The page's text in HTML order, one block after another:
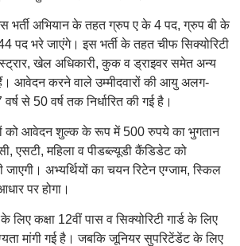
भर्ती अभियान के तहत ग्रुप ए के 4 पद, ग्रुप बी के
पद भरे जाएंगे। इस भर्ती के तहत चीफ सिक्योरिटी
खेल अधिकारी, कुक व ड्राइवर समेत अन्य
आवेदन करने वाले उम्मीदवारों की आयु अलग-
से 50 वर्ष तक निर्धारित की गई है।
को आवेदन शुल्क के रूप में 500 रुपये का भुगतान
एसटी, महिला व पीडब्ल्यूडी कैंडिडेट को
अभ्यर्थियों का चयन रिटेन एग्जाम, स्किल
पर होगा।
लिए कक्षा 12वीं पास व सिक्योरिटी गार्ड के लिए
मांगी गई है। जबकि जूनियर सुपरिटेंडेंट के लिए